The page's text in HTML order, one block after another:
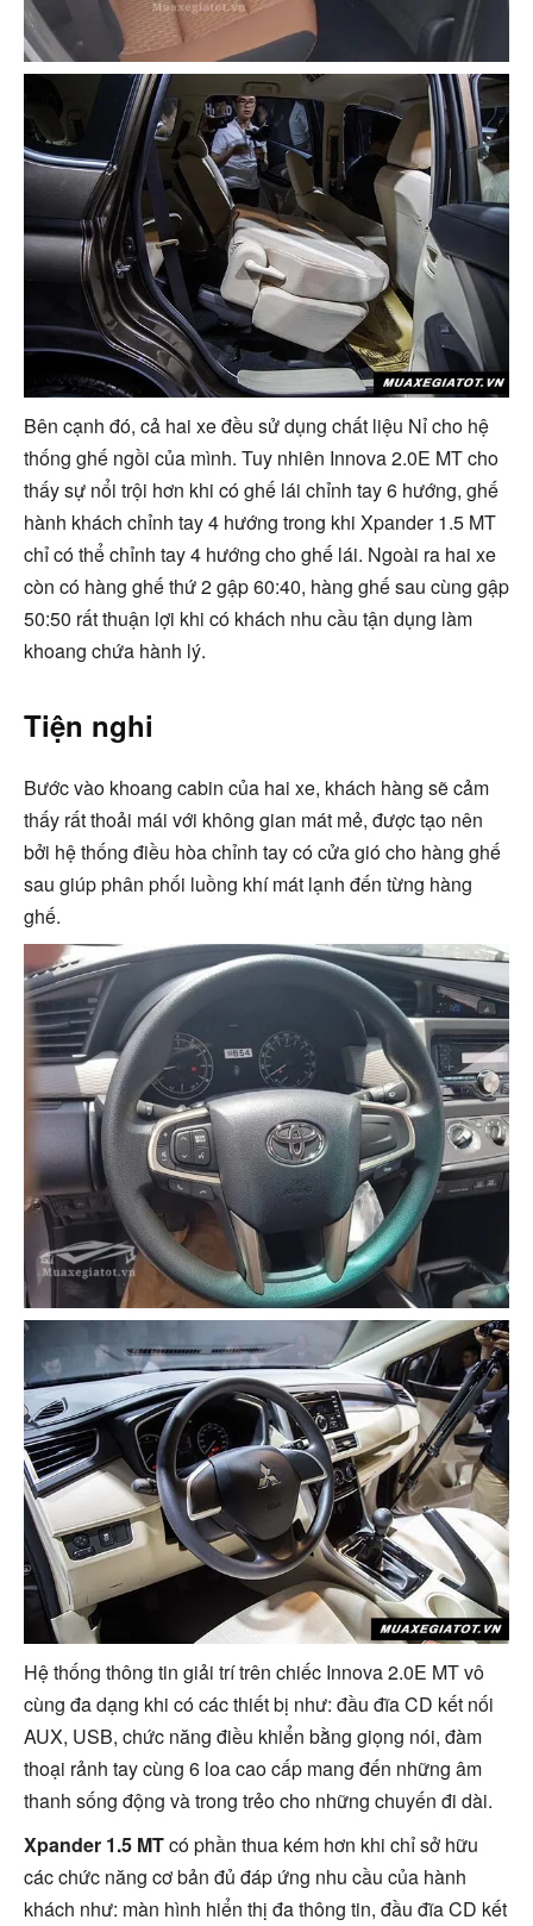
Bên cạnh đó, cả hai xe đều sử dụng chất liệu Nỉ cho hệ
thống ghế ngồi của mình. Tuy nhiên Innova 2.0E MT cho
thấy sự nổi trội hơn khi có ghế lái chỉnh tay 6 hướng, ghế
hành khách chỉnh tay 4 hướng trong khi Xpander 1.5 MT
chỉ có thể chỉnh tay 4 hướng cho ghế lái. Ngoài ra hai xe
còn có hàng ghế thứ 2 gập 60:40, hàng ghế sau cùng gập
50:50 rất thuận lợi khi có khách nhu cầu tận dụng làm
khoang chứa hành lý.
Tiện nghi
Bước vào khoang cabin của hai xe, khách hàng sẽ cảm
thấy rất thoải mái với không gian mát mẻ, được tạo nên
bởi hệ thống điều hòa chỉnh tay có cửa gió cho hàng ghế
sau giúp phân phối luồng khí mát lạnh đến từng hàng
ghế.
Hệ thống thông tin giải trí trên chiếc Innova 2.0E MT vô
cùng đa dạng khi có các thiết bị như: đầu đĩa CD kết nối
AUX, USB, chức năng điều khiển bằng giọng nói, đàm
thoại rảnh tay cùng 6 loa cao cấp mang đến những âm
thanh sống động và trong trẻo cho những chuyến đi dài.
Xpander 1.5 MTcó phần thua kém hơn khi chỉ sở hữu
các chức năng cơ bản đủ đáp ứng nhu cầu của hành
khách như: màn hình hiển thị đa thông tin, đầu đĩa CD kết